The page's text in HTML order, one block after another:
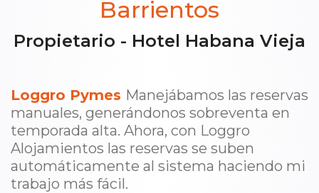
Barrientos
Propietario - Hotel Habana Vieja
Loggro Pymes Manejábamos las reservas
manuales, generándonos sobreventa en
temporada alta. Ahora, con Loggro
Alojamientos las reservas se suben
automáticamente al sistema haciendo mi
trabajo más fácil.